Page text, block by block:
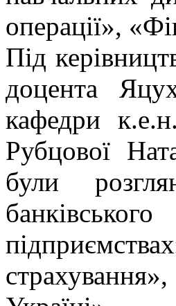
операції»,
Під
доцента
кафедри
Рубцової
були